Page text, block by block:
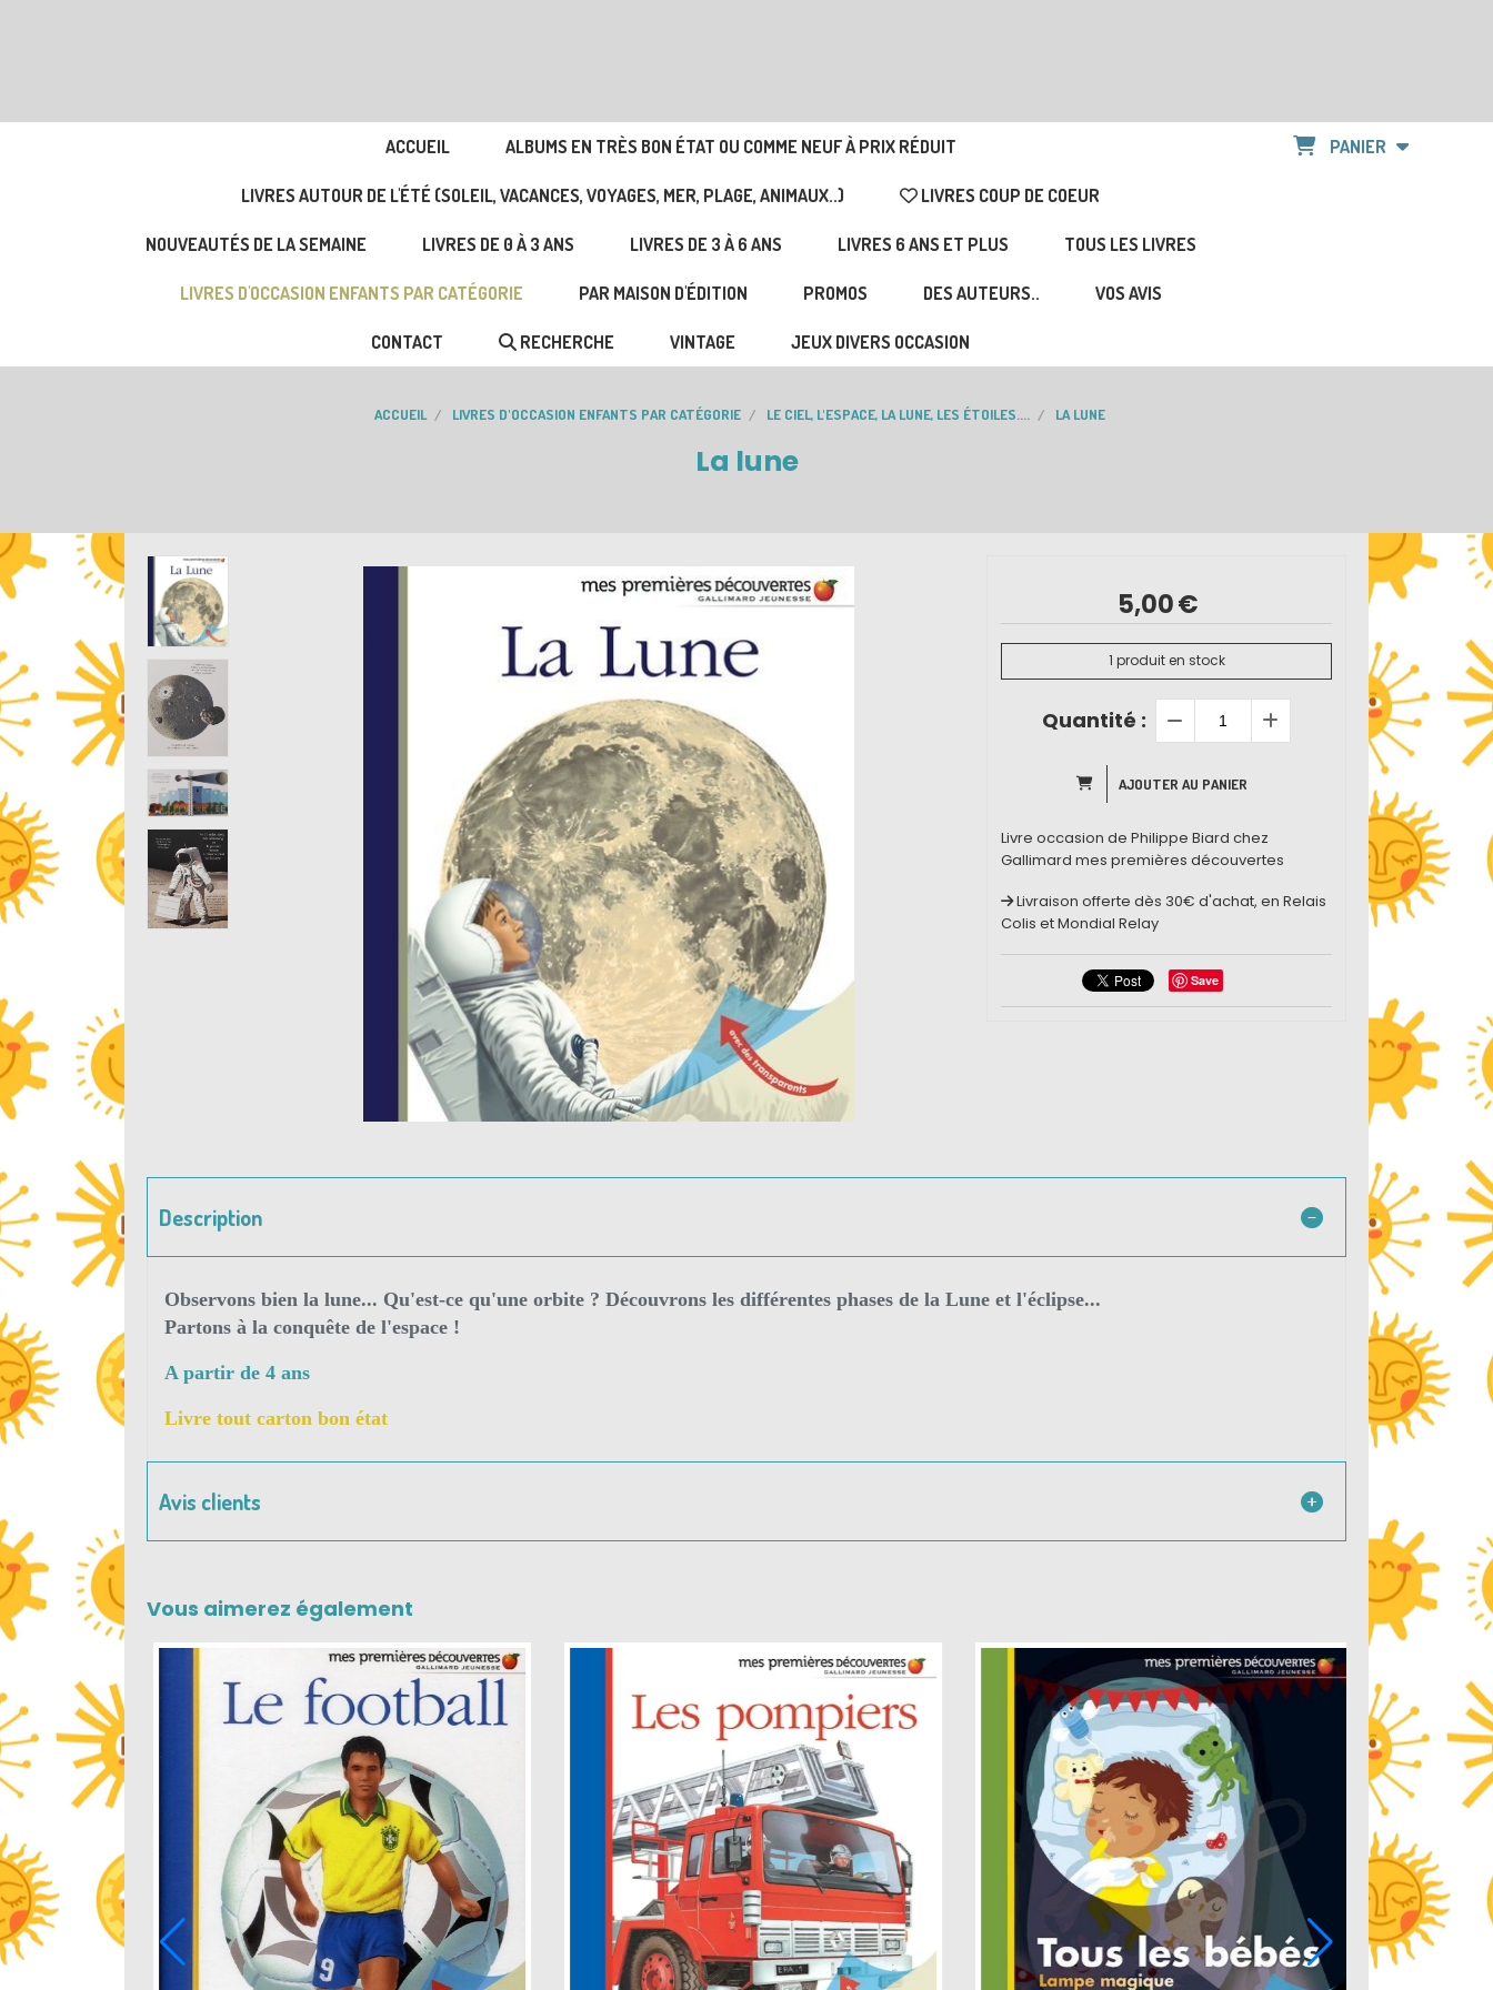
ACCUEIL ALBUMS EN TRÈS BON ÉTAT OU COMME NEUF À PRIX RÉDUIT
LIVRES AUTOUR DE L'ÉTÉ (SOLEIL, VACANCES, VOYAGES, MER, PLAGE, ANIMAUX..) LIVRES COUP DE COEUR
NOUVEAUTÉS DE LA SEMAINE LIVRES DE 0 À 3 ANS LIVRES DE 3 À 6 ANS LIVRES 6 ANS ET PLUS TOUS LES LIVRES
LIVRES D'OCCASION ENFANTS PAR CATÉGORIE PAR MAISON D'ÉDITION PROMOS DES AUTEURS.. VOS AVIS
CONTACT RECHERCHE VINTAGE JEUX DIVERS OCCASION
PANIER
ACCUEIL LIVRES D'OCCASION ENFANTS PAR CATÉGORIE LE CIEL, L'ESPACE, LA LUNE, LES ÉTOILES.... LA LUNE
La lune
5,00€
1 produit en stock
Quantité :
AJOUTER AU PANIER
Livre occasion de Philippe Biard chez
Gallimard mes premières découvertes
Livraison offerte dès 30€ d'achat, en Relais
Colis et Mondial Relay
Save
Description
Observons bien la lune... Qu'est-ce qu'une orbite ? Découvrons les différentes phases de la Lune et l'éclipse...
Partons à la conquête de l'espace !
A partir de 4 ans
Livre tout carton bon état
Avis clients
Vous aimerez également